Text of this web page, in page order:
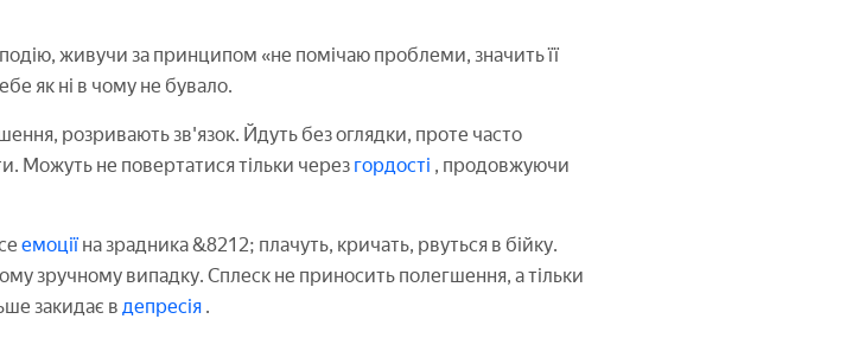
живучи за принципом «не помічаю проблеми, значить її
як ні в чому не бувало.
розривають зв'язок. Йдуть без оглядки, проте часто
Можуть не повертатися тільки через гордості , продовжуючи
емоції на зрадника &8212; плачуть, кричать, рвуться в бійку.
зручному випадку. Сплеск не приносить полегшення, а тільки
закидає в депресія .